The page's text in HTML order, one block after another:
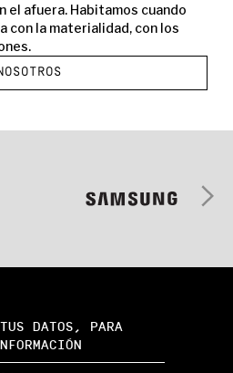
el afuera. Habitamos cuando
con la materialidad, con los
DATOS, PARA